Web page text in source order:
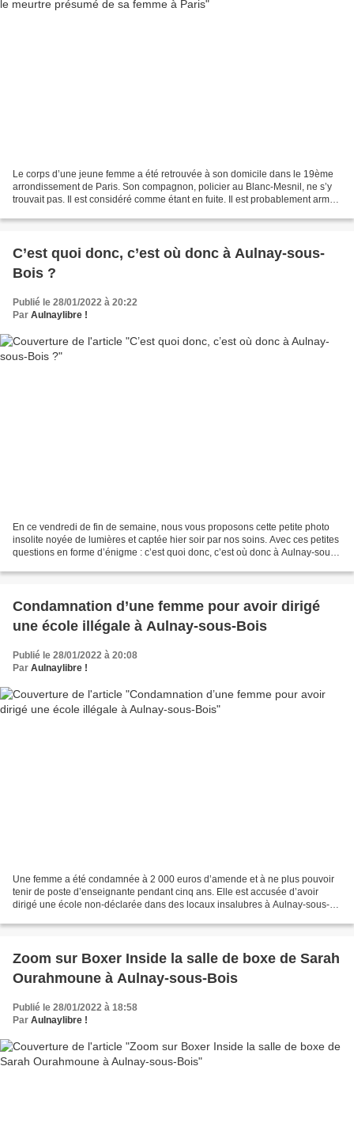
Le corps d’une jeune femme a été retrouvée à son domicile dans le 19ème
arrondissement de Paris. Son compagnon, policier au Blanc-Mesnil, ne s’y
trouvait pas. Il est considéré comme étant en fuite. Il est probablement armé.
C’est quoi donc, c’est où donc à Aulnay-sous-
Bois ?
Publié le 28/01/2022 à 20:22
Par Aulnaylibre !
En ce vendredi de fin de semaine, nous vous proposons cette petite photo
insolite noyée de lumières et captée hier soir par nos soins. Avec ces petites
questions en forme d’énigme : c’est quoi donc, c’est où donc à Aulnay-sous-
Condamnation d’une femme pour avoir dirigé
une école illégale à Aulnay-sous-Bois
Publié le 28/01/2022 à 20:08
Par Aulnaylibre !
Une femme a été condamnée à 2 000 euros d’amende et à ne plus pouvoir
tenir de poste d’enseignante pendant cinq ans. Elle est accusée d’avoir
dirigé une école non-déclarée dans des locaux insalubres à Aulnay-sous-
Zoom sur Boxer Inside la salle de boxe de Sarah
Ourahmoune à Aulnay-sous-Bois
Publié le 28/01/2022 à 18:58
Par Aulnaylibre !